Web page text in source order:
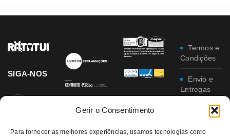
Gerir o Consentimento
Para fornecer as melhores experiências, usamos tecnologias como
SIGA-NOS
Termos e
Condições
Envio e
Entregas
Trocas e